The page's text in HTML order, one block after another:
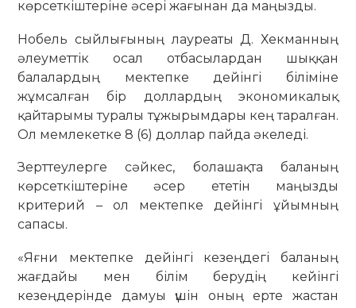
көрсеткіштеріне әсері жағынан да маңызды.
Нобель сыйлығының лауреаты Д. Хекманның
әлеуметтік осал отбасылардан шыққан
балалардың мектепке дейінгі біліміне
жұмсалған бір доллардың экономикалық
қайтарымы туралы тұжырымдары кең таралған.
Ол мемлекетке 8 (6) доллар пайда әкеледі.
Зерттеулерге сәйкес, болашақта баланың
көрсеткіштеріне әсер ететін маңызды
критерий – ол мектепке дейінгі ұйымның
сапасы.
«Яғни мектепке дейінгі кезеңдегі баланың
жағдайы мен білім берудің кейінгі
кезеңдерінде дамуы үшін оның ерте жастан